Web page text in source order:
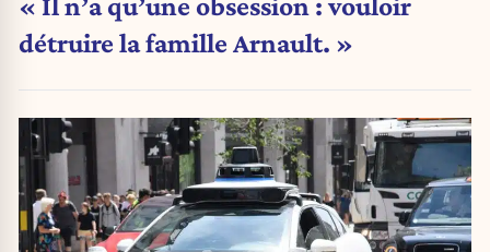
détruire la famille Arnault. »